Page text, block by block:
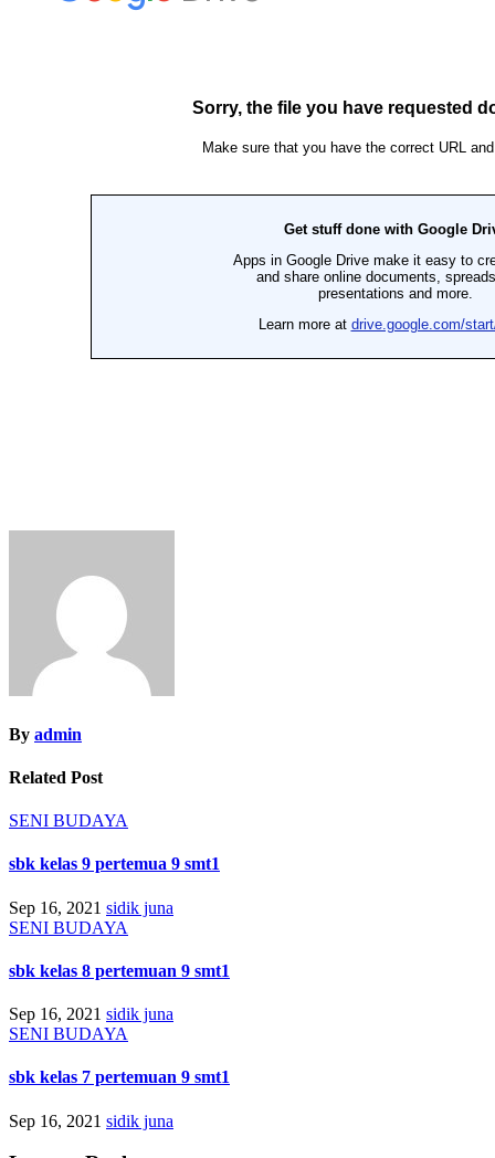
By admin
Related Post
SENI BUDAYA
sbk kelas 9 pertemua 9 smt1
Sep 16, 2021 sidik juna
SENI BUDAYA
sbk kelas 8 pertemuan 9 smt1
Sep 16, 2021 sidik juna
SENI BUDAYA
sbk kelas 7 pertemuan 9 smt1
Sep 16, 2021 sidik juna